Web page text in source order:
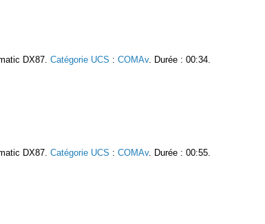
DX87. Catégorie UCS : COMAv. Durée : 00:34.
DX87. Catégorie UCS : COMAv. Durée : 00:55.